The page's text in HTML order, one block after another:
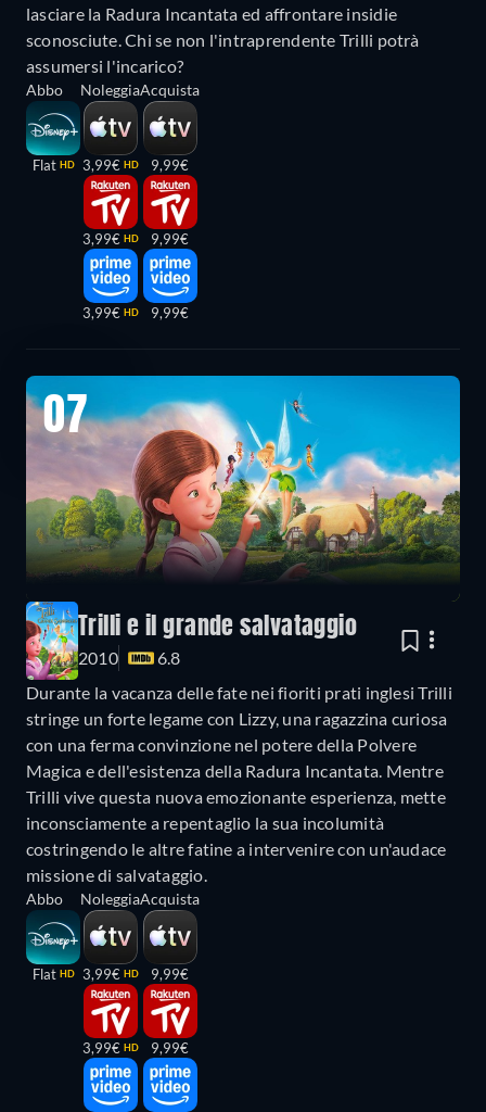
lasciare la Radura Incantata ed affrontare insidie
sconosciute. Chi se non l'intraprendente Trilli potrà
assumersi l'incarico?
Abbo
Flat HD
Noleggia
3,99€ HD
3,99€ HD
3,99€ HD
Acquista
9,99€
9,99€
9,99€
07
Trilli e il grande salvataggio
2010
6.8
Durante la vacanza delle fate nei fioriti prati inglesi Trilli
stringe un forte legame con Lizzy, una ragazzina curiosa
con una ferma convinzione nel potere della Polvere
Magica e dell'esistenza della Radura Incantata. Mentre
Trilli vive questa nuova emozionante esperienza, mette
inconsciamente a repentaglio la sua incolumità
costringendo le altre fatine a intervenire con un'audace
missione di salvataggio.
Abbo
Flat HD
Noleggia
3,99€ HD
3,99€ HD
Acquista
9,99€
9,99€